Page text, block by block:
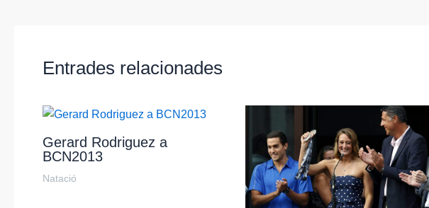
Entrades relacionades
Gerard Rodriguez a
BCN2013
Natació